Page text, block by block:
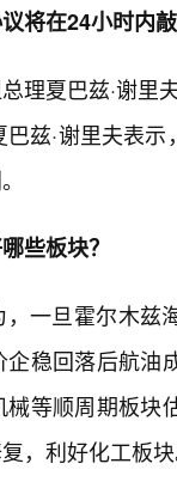
将在24小时内
理夏巴兹·谢
兹·谢里夫表
些板块？
一旦霍尔木
稳回落后航
等顺周期板
，利好化工板